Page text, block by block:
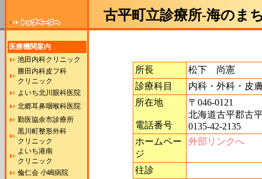
古平町立診療所-海のま
医療機関案内
池田内科クリニック
勝田内科皮フ科
クリニック
よいち北川眼科医院
北郷耳鼻咽喉科医院
勤医協余市診療所
黒川町整形外科
クリニック
よいち港南
クリニック
倫仁会 小嶋病院
所長
松下 尚憲
診療科目
内科・外科・皮
所在地
電話番号
〒046-0121
北海道古平郡古
0135-42-2135
ホームペー
ジ
外部リンクへ
往診